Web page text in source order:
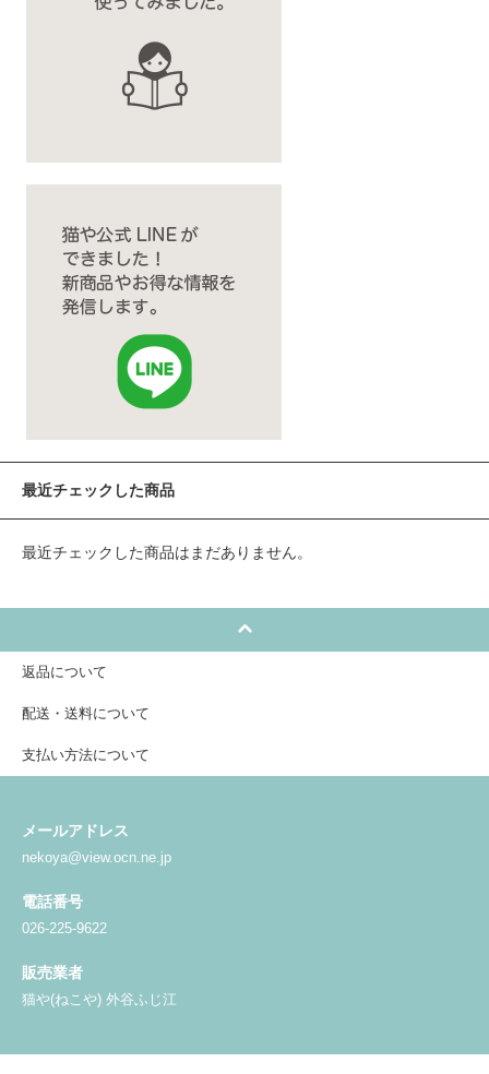
最近チェックした商品
最近チェックした商品はまだありません。
返品について
配送・送料について
支払い方法について
メールアドレス
nekoya@view.ocn.ne.jp
電話番号
026-225-9622
販売業者
猫や(ねこや) 外谷ふじ江